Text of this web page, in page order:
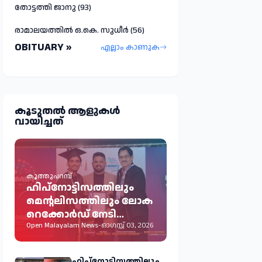
തോട്ടത്തി ജാനു (93)
രാമാലയത്തിൽ ഒ.കെ. സുധീർ (56)
OBITUARY » എല്ലാം കാണുക
കൂടുതല്‍ ആളുകള്‍
വായിച്ചത്
കൂത്തുപറമ്പ്
ഹിപ്നോട്ടിസത്തിലും
മെന്റലിസത്തിലും ലോക
റെക്കോർഡ് നേടി
കൂത്തുപറമ്പ് സ്വദേശി
അജ്മൽ പി.കെ.
Open Malayalam News-ഓഗസ്റ്റ് 03, 2026